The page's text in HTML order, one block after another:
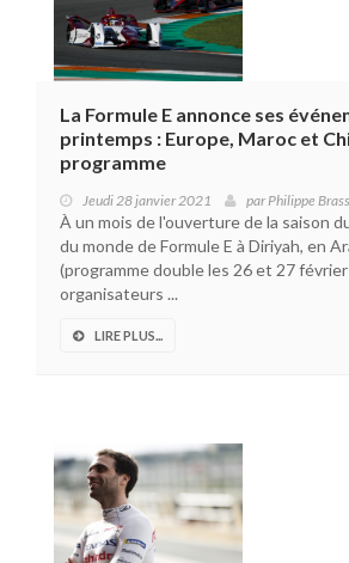
La Formule E annonce ses
printemps : Europe, Maroc et
programme
Jeudi 28 janvier 2021 parPhilippe
À un mois de l'ouverture de la saison
du monde de Formule E à Diriyah, en
(programme double les 26 et 27
organisateurs ...
LIRE PLUS...